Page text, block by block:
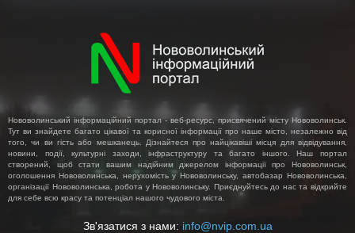
Нововолинський інформаційний портал - веб-ресурс, присвячений місту Нововолинськ.
Тут ви знайдете багато цікавої та корисної інформації про наше місто, незалежно від
того, чи ви гість або мешканець. Дізнайтеся про найцікавіші місця для відвідування,
новини, події, культурні заходи, інфраструктуру та багато іншого. Наш портал
створений, щоб стати вашим надійним джерелом інформації про Нововолинськ,
оголошення Нововолинська, нерухомість у Нововолинську, автобазар Нововолинська,
організації Нововолинська, робота у Нововолинську. Приєднуйтесь до нас та відкрийте
для себе всю красу та потенціал нашого чудового міста.
Зв'язатися з нами: info@nvip.com.ua